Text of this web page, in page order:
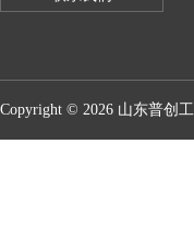
Copyright © 2026 山东普创